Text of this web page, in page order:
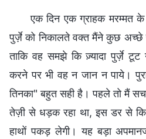
एक दिन एक ग्राहक मरम्मत
पुर्ज़े को निकालते वक्त मैंने कुछ अच्छे
ताकि वह समझे कि ज़्यादा पुर्ज़े
करने पर भी वह न जान न पाये।
तिनका" बहुत सही है। पहले तो मैं
तेज़ी से धड़क रहा था, इस डर से
हाथों पकड़ लेगी। यह बड़ा